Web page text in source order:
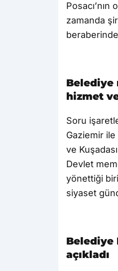
zamanda
Belediye
hizmet
Soru
Gaziemir ile
ve
Devlet
yönettiği
siyaset
Belediye
açıkladı